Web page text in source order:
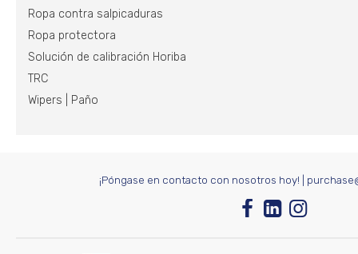
Ropa contra salpicaduras
Ropa protectora
Solución de calibración Horiba
TRC
Wipers | Paño
¡Póngase en contacto con nosotros hoy!